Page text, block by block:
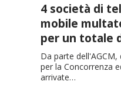
4 società di
mobile
per un totale
Da parte
per la Concorrenza
arrivate…